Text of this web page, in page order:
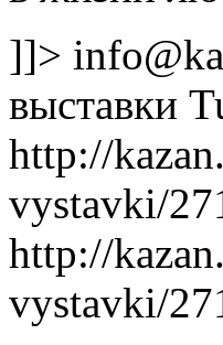
]]>
выставки
http://
vystavki/
http://
vystavki/